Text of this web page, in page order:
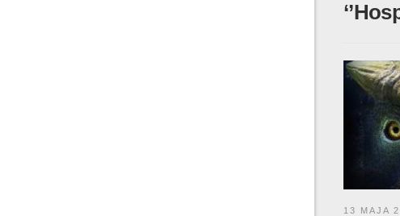
13 MAJA